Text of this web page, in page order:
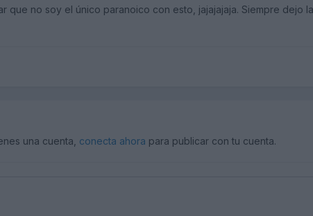
que no soy el único paranoico con esto, jajajajaja. Siempre dejo
una cuenta, conecta ahora para publicar con tu cuenta.